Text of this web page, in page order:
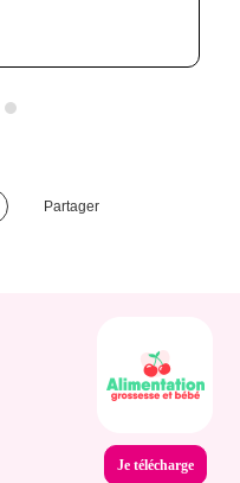
Partager
Je télécharge